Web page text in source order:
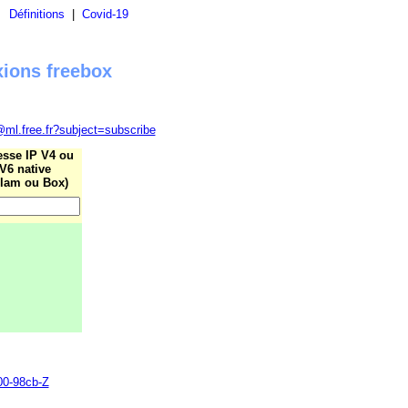
Définitions Covid-19
freebox
IP V4 ou
V6 native
ou Box)
98cb-Z